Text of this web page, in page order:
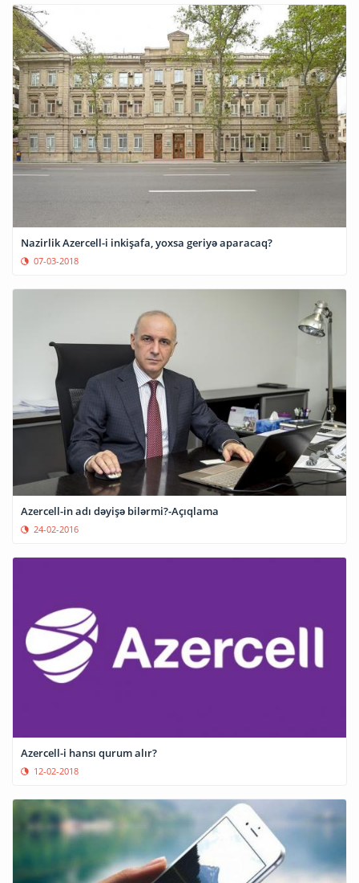
Nazirlik Azercell-i inkişafa, yoxsa geriyə aparacaq?
07-03-2018
Azercell-in adı dəyişə bilərmi?-Açıqlama
24-02-2016
Azercell-i hansı qurum alır?
12-02-2018